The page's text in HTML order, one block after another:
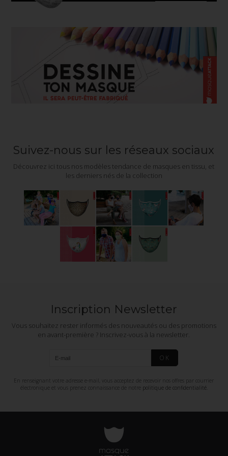
Suivez-nous sur les réseaux sociaux
Découvrez ici tous nos modèles tendance de masques en tissu, et
les derniers nés de la collection
Inscription Newsletter
Vous souhaitez rester informés des nouveautés ou des promotions
en avant-première ? Inscrivez-vous à la newsletter.
OK
En renseignant votre adresse e-mail, vous acceptez de recevoir nos offres par courrier
électronique et vous prenez connaissance de notre politique de confidentialité.